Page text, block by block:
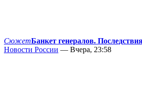
СюжетБанкет генералов.
Новости России — Вчера, 23:58